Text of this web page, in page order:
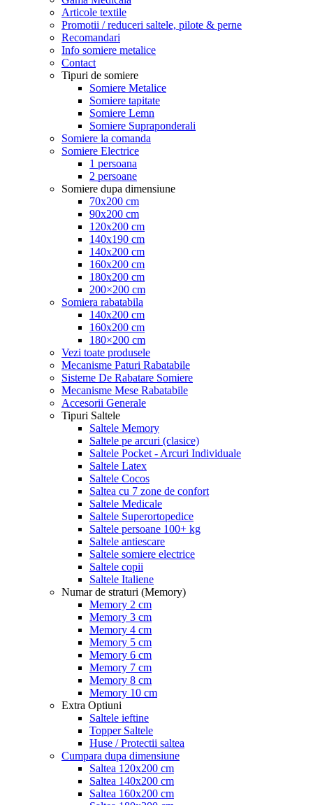
Articole textile
Promotii / reduceri saltele, pilote & perne
Recomandari
Info somiere metalice
Contact
Tipuri de somiere
Somiere Metalice
Somiere tapitate
Somiere Lemn
Somiere Supraponderali
Somiere la comanda
Somiere Electrice
1 persoana
2 persoane
Somiere dupa dimensiune
70x200 cm
90x200 cm
120x200 cm
140x190 cm
140x200 cm
160x200 cm
180x200 cm
200×200 cm
Somiera rabatabila
140x200 cm
160x200 cm
180×200 cm
Vezi toate produsele
Mecanisme Paturi Rabatabile
Sisteme De Rabatare Somiere
Mecanisme Mese Rabatabile
Accesorii Generale
Tipuri Saltele
Saltele Memory
Saltele pe arcuri (clasice)
Saltele Pocket - Arcuri Individuale
Saltele Latex
Saltele Cocos
Saltea cu 7 zone de confort
Saltele Medicale
Saltele Superortopedice
Saltele persoane 100+ kg
Saltele antiescare
Saltele somiere electrice
Saltele copii
Saltele Italiene
Numar de straturi (Memory)
Memory 2 cm
Memory 3 cm
Memory 4 cm
Memory 5 cm
Memory 6 cm
Memory 7 cm
Memory 8 cm
Memory 10 cm
Extra Optiuni
Saltele ieftine
Topper Saltele
Huse / Protectii saltea
Cumpara dupa dimensiune
Saltea 120x200 cm
Saltea 140x200 cm
Saltea 160x200 cm